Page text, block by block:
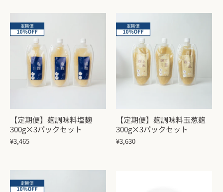
【定期便】麹調味料塩麹
300g×3パックセット
¥3,465
【定期便】麹調味料玉葱麹
300g×3パックセット
¥3,630